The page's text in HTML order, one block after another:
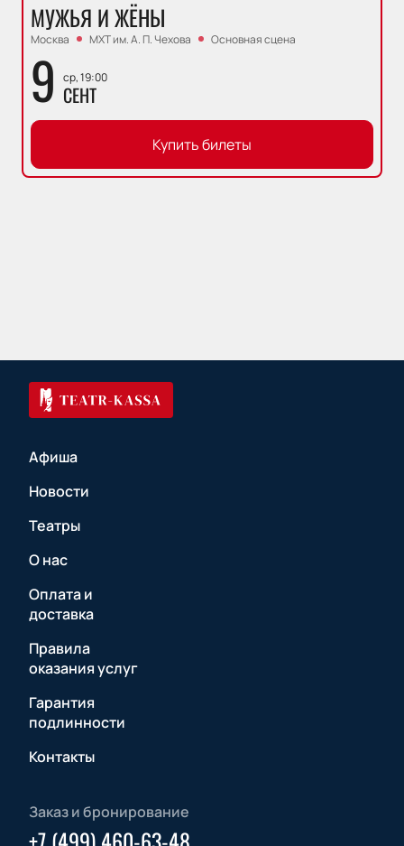
МУЖЬЯ И ЖЁНЫ
Москва МХТ им. А. П. Чехова Основная сцена
9 ср, 19:00
СЕНТ
Купить билеты
Афиша
Новости
Театры
О нас
Оплата и
доставка
Правила
оказания услуг
Гарантия
подлинности
Контакты
Заказ и бронирование